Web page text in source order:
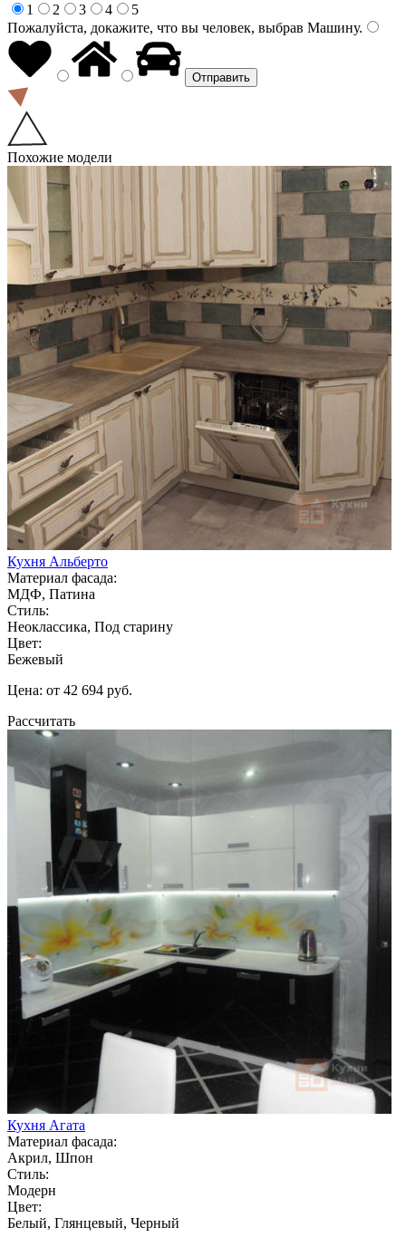
1
2 3 4
5
Пожалуйста, докажите, что вы человек, выбрав Машину.
Похожие модели
Кухня Альберто
Материал фасада:
МДФ, Патина
Стиль:
Неоклассика, Под старину
Цвет:
Бежевый
Цена: от 42 694 руб.
Рассчитать
Кухня Агата
Материал фасада:
Акрил, Шпон
Стиль:
Модерн
Цвет:
Белый, Глянцевый, Черный